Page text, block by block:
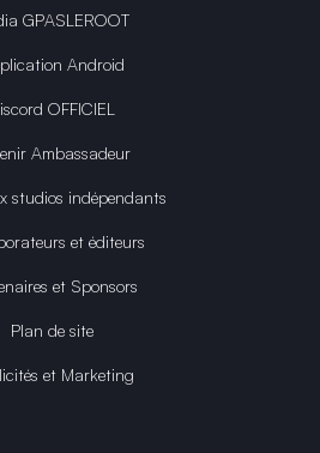
GPASLEROOT
Android
OFFICIEL
Ambassadeur
studios indépendants
et éditeurs
et Sponsors
Plan de site
et Marketing